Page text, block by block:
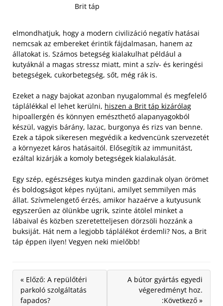
Brit táp
elmondhatjuk, hogy a modern civilizáció negatív hatásai
nemcsak az embereket érintik fájdalmasan, hanem az
állatokat is. Számos betegség kialakulhat például a
kutyáknál a magas stressz miatt, mint a szív- és keringési
betegségek, cukorbetegség, sőt, még rák is.
Ezeket a nagy bajokat azonban nyugalommal és megfelelő
táplálékkal el lehet kerülni, hiszen a Brit táp kizárólag
hipoallergén és könnyen emészthető alapanyagokból
készül, vagyis bárány, lazac, burgonya és rizs van benne.
Ezek a tápok sikeresen megvédik a kedvencünk szervezetét
a környezet káros hatásaitól. Elősegítik az immunitást,
ezáltal kizárják a komoly betegségek kialakulását.
Egy szép, egészséges kutya minden gazdinak olyan örömet
és boldogságot képes nyújtani, amilyet semmilyen más
állat. Szívmelengető érzés, amikor hazaérve a kutyusunk
egyszerűen az ölünkbe ugrik, szinte átölel minket a
lábaival és közben szeretetteljesen dörzsöli hozzánk a
buksiját. Hát nem a legjobb táplálékot érdemli? Nos, a Brit
táp éppen ilyen! Vegyen neki mielőbb!
« Előző: A repülőtéri
parkoló szolgáltatás
fapados?
A bútor gyártás egyedi
végeredményt hoz.
:Következő »